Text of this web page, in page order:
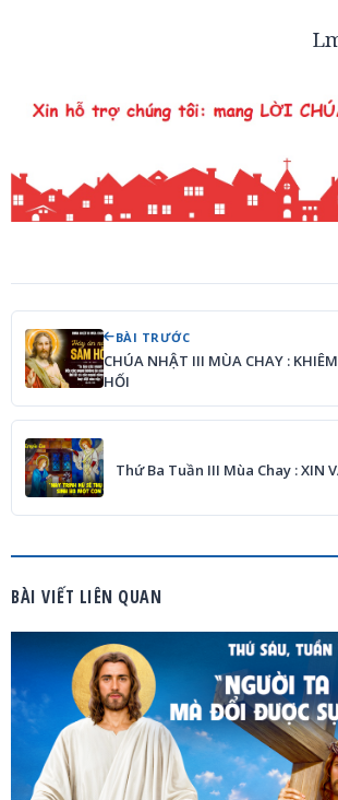
BÀI TRƯỚC
CHÚA NHẬT III MÙA CHAY :
HỐI
Thứ Ba Tuần III Mùa Chay : XIN
BÀI VIẾT LIÊN QUAN